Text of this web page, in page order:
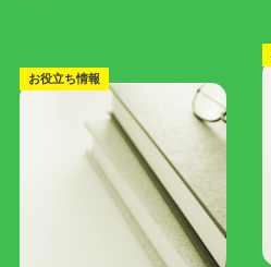
お役立ち情報